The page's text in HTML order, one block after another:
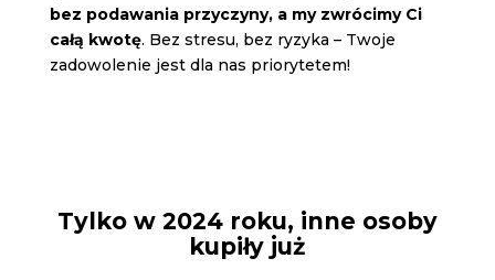
bez podawania przyczyny, a my zwrócimy Ci
całą kwotę. Bez stresu, bez ryzyka – Twoje
zadowolenie jest dla nas priorytetem!
Tylko w 2024 roku, inne osoby
kupiły już